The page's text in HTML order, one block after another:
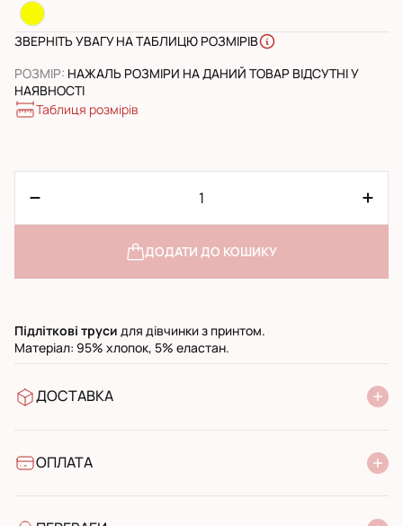
ЗВЕРНІТЬ УВАГУ НА ТАБЛИЦЮ РОЗМІРІВ
РОЗМІР: НАЖАЛЬ РОЗМІРИ НА ДАНИЙ ТОВАР ВІДСУТНІ У
НАЯВНОСТІ
Таблиця розмірів
ДОДАТИ ДО КОШИКУ
Підліткові труси для дівчинки з принтом.
Матеріал: 95% хлопок, 5% еластан.
ДОСТАВКА
УкрПошта стандарт
ОПЛАТА
Банківський переказ